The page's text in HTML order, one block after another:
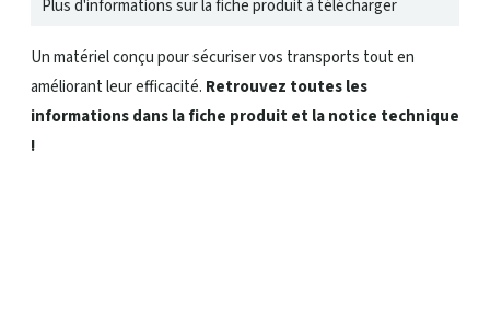
Plus d'informations sur la fiche produit à télécharger
Un matériel conçu pour sécuriser vos transports tout en
améliorant leur efficacité. Retrouvez toutes les
informations dans la fiche produit et la notice technique
!